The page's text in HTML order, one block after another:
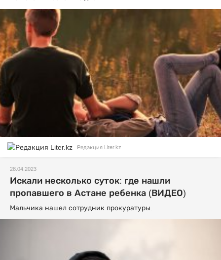
Редакция Liter.kz
28.04.2023
Искали несколько суток: где нашли
пропавшего в Астане ребенка (ВИДЕО)
Мальчика нашел сотрудник прокуратуры.